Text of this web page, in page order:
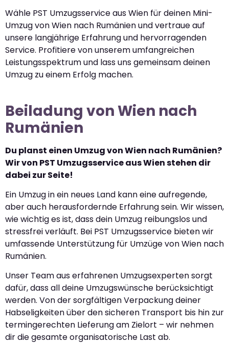
Wähle PST Umzugsservice aus Wien für deinen Mini-
Umzug von Wien nach Rumänien und vertraue auf
unsere langjährige Erfahrung und hervorragenden
Service. Profitiere von unserem umfangreichen
Leistungsspektrum und lass uns gemeinsam deinen
Umzug zu einem Erfolg machen.
Beiladung von Wien nach
Rumänien
Du planst einen Umzug von Wien nach Rumänien?
Wir von PST Umzugsservice aus Wien stehen dir
dabei zur Seite!
Ein Umzug in ein neues Land kann eine aufregende,
aber auch herausfordernde Erfahrung sein. Wir wissen,
wie wichtig es ist, dass dein Umzug reibungslos und
stressfrei verläuft. Bei PST Umzugsservice bieten wir
umfassende Unterstützung für Umzüge von Wien nach
Rumänien.
Unser Team aus erfahrenen Umzugsexperten sorgt
dafür, dass all deine Umzugswünsche berücksichtigt
werden. Von der sorgfältigen Verpackung deiner
Habseligkeiten über den sicheren Transport bis hin zur
termingerechten Lieferung am Zielort – wir nehmen
dir die gesamte organisatorische Last ab.